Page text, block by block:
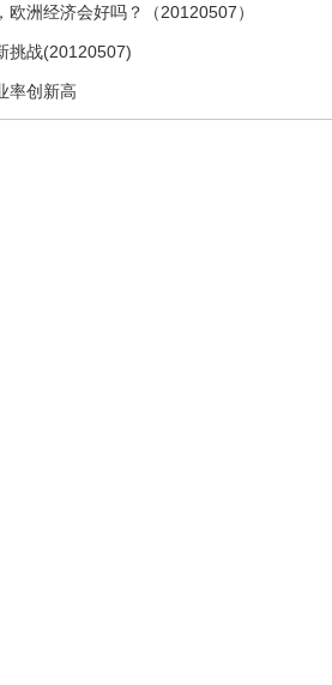
洲经济会好吗？（20120507）
挑战(20120507)
率创新高